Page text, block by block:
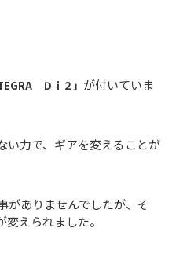
Ｄｉ２」 が付いていま
い力で、ギアを変えることが
がありませんでしたが、そ
えられました。